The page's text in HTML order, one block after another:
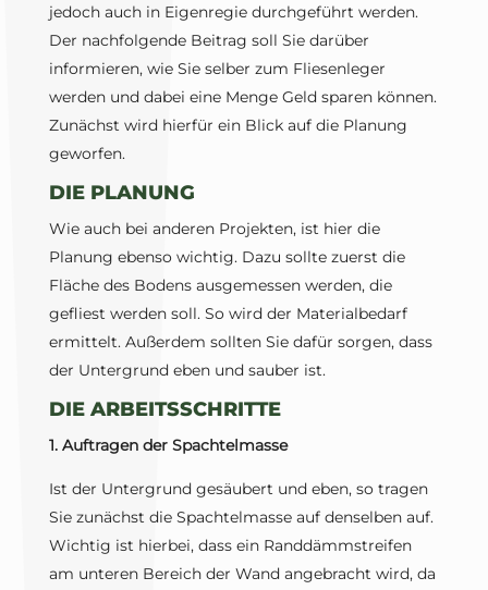
jedoch auch in Eigenregie durchgeführt werden.
Der nachfolgende Beitrag soll Sie darüber
informieren, wie Sie selber zum Fliesenleger
werden und dabei eine Menge Geld sparen können.
Zunächst wird hierfür ein Blick auf die Planung
geworfen.
DIE PLANUNG
Wie auch bei anderen Projekten, ist hier die
Planung ebenso wichtig. Dazu sollte zuerst die
Fläche des Bodens ausgemessen werden, die
gefliest werden soll. So wird der Materialbedarf
ermittelt. Außerdem sollten Sie dafür sorgen, dass
der Untergrund eben und sauber ist.
DIE ARBEITSSCHRITTE
1. Auftragen der Spachtelmasse
Ist der Untergrund gesäubert und eben, so tragen
Sie zunächst die Spachtelmasse auf denselben auf.
Wichtig ist hierbei, dass ein Randdämmstreifen
am unteren Bereich der Wand angebracht wird, da